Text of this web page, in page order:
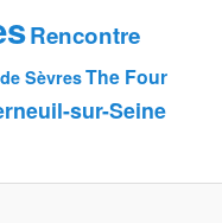
Rencontre
SèvresThe Four
sur-Seine